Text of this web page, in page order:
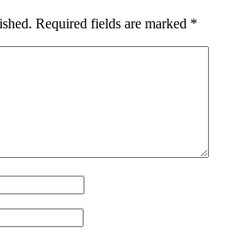
Required fields are marked *